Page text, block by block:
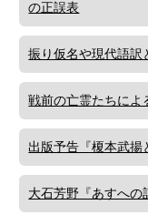
の正誤表
振り仮名や現代語訳
戦前の亡霊たちによ
出版予告『榎本武
大石芳野『あすへの